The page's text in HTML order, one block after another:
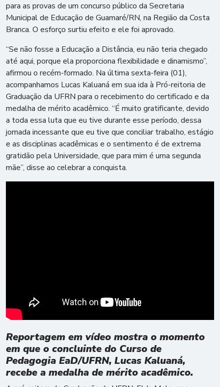
para as provas de um concurso público da Secretaria
Municipal de Educação de Guamaré/RN, na Região da Costa
Branca. O esforço surtiu efeito e ele foi aprovado.
“Se não fosse a Educação a Distância, eu não teria chegado
até aqui, porque ela proporciona flexibilidade e dinamismo”,
afirmou o recém-formado. Na última sexta-feira (01),
acompanhamos Lucas Kaluaná em sua ida à Pró-reitoria de
Graduação da UFRN para o recebimento do certificado e da
medalha de mérito acadêmico. “É muito gratificante, devido
a toda essa luta que eu tive durante esse período, dessa
jornada incessante que eu tive que conciliar trabalho, estágio
e as disciplinas acadêmicas e o sentimento é de extrema
gratidão pela Universidade, que para mim é uma segunda
mãe”, disse ao celebrar a conquista.
Reportagem em vídeo mostra o momento
em que o concluinte do Curso de
Pedagogia EaD/UFRN, Lucas Kaluaná,
recebe a medalha de mérito acadêmico.